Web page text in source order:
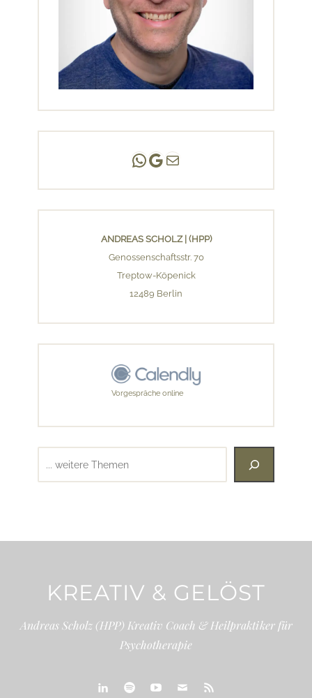
Andreas Scholz | (HPP)
Praxis Adlershof
E-Mail an mich ...
ANDREAS SCHOLZ | (HPP)
Genossenschaftsstr. 70
Treptow-Köpenick
12489 Berlin
Vorgespräche online
KREATIV & GELÖST
Andreas Scholz (HPP) Kreativ Coach & Heilpraktiker für
Psychotherapie